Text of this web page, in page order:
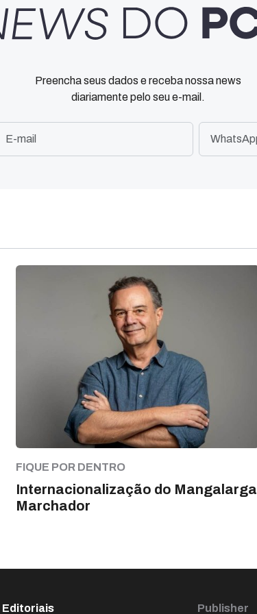
Preencha seus dados e receba nossa news
diariamente pelo seu e-mail.
FIQUE POR DENTRO
Internacionalização do Mangalarga
Marchador
Editoriais Publisher